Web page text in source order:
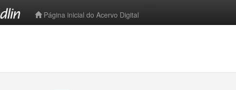
Página inicial do Acervo Digital